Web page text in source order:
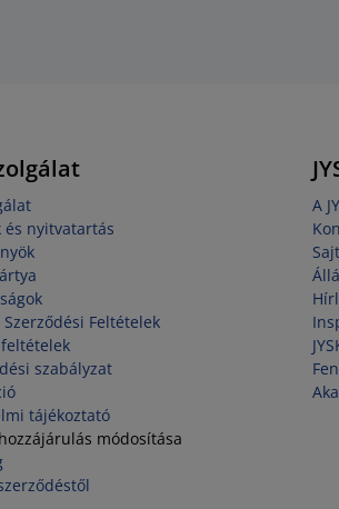
és nyitvatartás
Feltételek
szabályzat
tájékoztató
módosítása
A